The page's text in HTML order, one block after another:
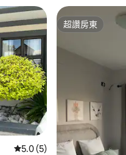
從 5 則評價中獲得 5.0 的平
5.0 (5)
超讚房東
超讚房東